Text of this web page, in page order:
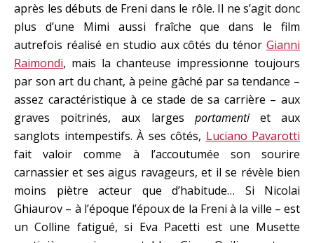
après les débuts de Freni dans le rôle. Il ne s’agit donc
plus d’une Mimi aussi fraîche que dans le film
autrefois réalisé en studio aux côtés du ténor Gianni
Raimondi, mais la chanteuse impressionne toujours
par son art du chant, à peine gâché par sa tendance –
assez caractéristique à ce stade de sa carrière – aux
graves poitrinés, aux larges portamentiet aux
sanglots intempestifs. À ses côtés, Luciano Pavarotti
fait valoir comme à l’accoutumée son sourire
carnassier et ses aigus ravageurs, et il se révèle bien
moins piètre acteur que d’habitude… Si Nicolai
Ghiaurov – à l’époque l’époux de la Freni à la ville – est
un Colline fatigué, si Eva Pacetti est une Musette